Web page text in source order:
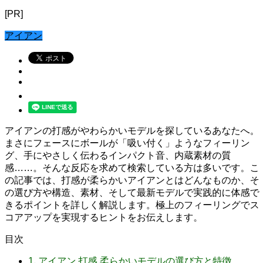
[PR]
アイアン
アイアンの打感がやわらかいモデルを探しているあなたへ。
まさにフェースにボールが「吸い付く」ようなフィーリン
グ、手にやさしく伝わるインパクト音、内蔵素材の質
感……。そんな反応を求めて検索している方は多いです。こ
の記事では、打感が柔らかいアイアンとはどんなものか、そ
の選び方や構造、素材、そして最新モデルで実践的に体感で
きるポイントを詳しく解説します。極上のフィーリングでス
コアアップを実現するヒントをお伝えします。
目次